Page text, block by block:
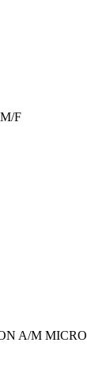
F
A/M MICRO